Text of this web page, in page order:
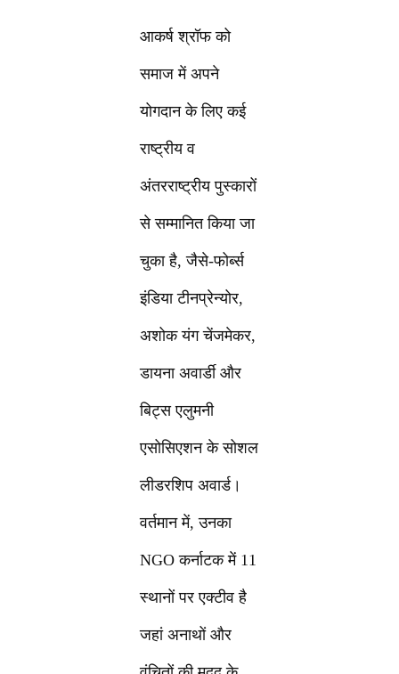
आकर्ष श्रॉफ को
समाज में अपने
योगदान के लिए कई
राष्ट्रीय व
अंतरराष्ट्रीय पुस्कारों
से सम्मानित किया जा
चुका है, जैसे-फोर्ब्स
इंडिया टीनप्रेन्योर,
अशोक यंग चेंजमेकर,
डायना अवार्डी और
बिट्स एलुमनी
एसोसिएशन के सोशल
लीडरशिप अवार्ड।
वर्तमान में, उनका
NGO कर्नाटक में 11
स्थानों पर एक्टीव है
जहां अनाथों और